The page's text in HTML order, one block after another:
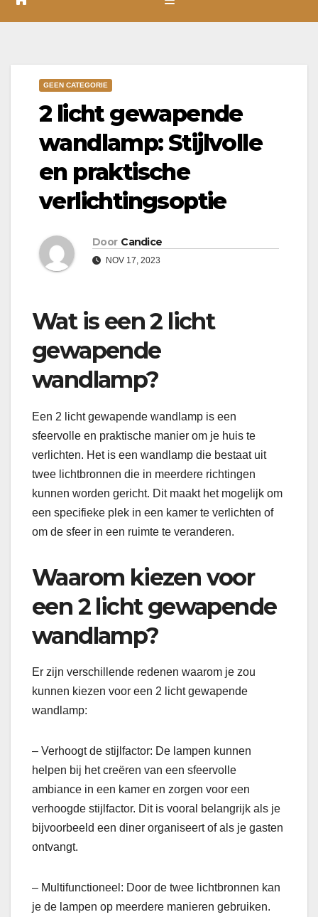
GEEN CATEGORIE
2 licht gewapende
wandlamp: Stijlvolle
en praktische
verlichtingsoptie
Door Candice
NOV 17, 2023
Wat is een 2 licht
gewapende
wandlamp?
Een 2 licht gewapende wandlamp is een
sfeervolle en praktische manier om je huis te
verlichten. Het is een wandlamp die bestaat uit
twee lichtbronnen die in meerdere richtingen
kunnen worden gericht. Dit maakt het mogelijk om
een specifieke plek in een kamer te verlichten of
om de sfeer in een ruimte te veranderen.
Waarom kiezen voor
een 2 licht gewapende
wandlamp?
Er zijn verschillende redenen waarom je zou
kunnen kiezen voor een 2 licht gewapende
wandlamp:
– Verhoogt de stijlfactor: De lampen kunnen
helpen bij het creëren van een sfeervolle
ambiance in een kamer en zorgen voor een
verhoogde stijlfactor. Dit is vooral belangrijk als je
bijvoorbeeld een diner organiseert of als je gasten
ontvangt.
– Multifunctioneel: Door de twee lichtbronnen kan
je de lampen op meerdere manieren gebruiken.